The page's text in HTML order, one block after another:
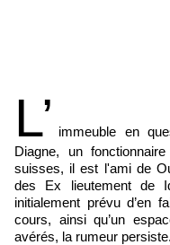
L’ immeuble en
Diagne, un
suisses, il est l'ami de
des Ex lieutement de
initialement prévu d’en
cours, ainsi qu’un
avérés, la rumeur persiste.